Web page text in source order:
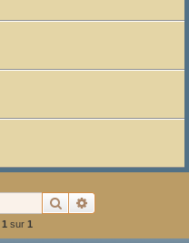
Rechercher
1 sur 1